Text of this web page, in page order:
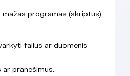
programas (skriptus),
failus ar duomenis
ar pranešimus.